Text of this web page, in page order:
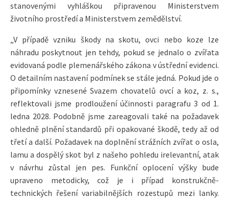
stanovenými vyhláškou připravenou Ministerstvem
životního prostředí a Ministerstvem zemědělství.
„V případě vzniku škody na skotu, ovci nebo koze lze
náhradu poskytnout jen tehdy, pokud se jednalo o zvířata
evidovaná podle plemenářského zákona v ústřední evidenci.
O detailním nastavení podmínek se stále jedná. Pokud jde o
připomínky vznesené Svazem chovatelů ovcí a koz, z. s.,
reflektovali jsme prodloužení účinnosti paragrafu 3 od 1.
ledna 2028. Podobně jsme zareagovali také na požadavek
ohledně plnění standardů při opakované škodě, tedy až od
třetí a další. Požadavek na doplnění strážních zvířat o osla,
lamu a dospělý skot byl z našeho pohledu irelevantní, atak
v návrhu zůstal jen pes. Funkční oplocení výšky bude
upraveno metodicky, což je i případ konstrukčně-
technických řešení variabilnějších rozestupů mezi lanky.